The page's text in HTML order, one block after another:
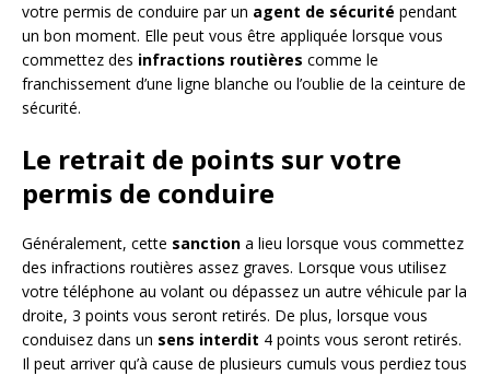
votre permis de conduire par un agent de sécurité pendant
un bon moment. Elle peut vous être appliquée lorsque vous
commettez des infractions routières comme le
franchissement d’une ligne blanche ou l’oublie de la ceinture de
sécurité.
Le retrait de points sur votre
permis de conduire
Généralement, cette sanction a lieu lorsque vous commettez
des infractions routières assez graves. Lorsque vous utilisez
votre téléphone au volant ou dépassez un autre véhicule par la
droite, 3 points vous seront retirés. De plus, lorsque vous
conduisez dans un sens interdit 4 points vous seront retirés.
Il peut arriver qu’à cause de plusieurs cumuls vous perdiez tous